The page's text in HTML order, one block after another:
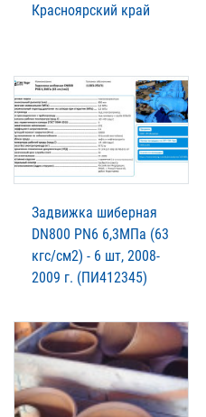
Красноярский край
Задвижка шиберная
DN800 PN6 6,3МПа (63
кгс/см2) - 6 шт, 2008-
2009 г. (ПИ412345)